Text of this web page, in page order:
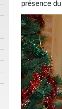
présence